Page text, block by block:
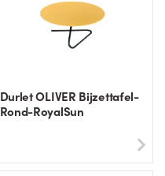
Durlet OLIVER Bijzettafel-
Rond-RoyalSun